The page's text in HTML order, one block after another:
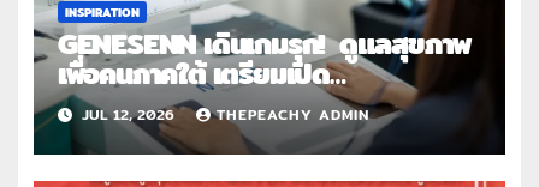
INSPIRATION
GENESENN เดินเกมรุก! ดูแลสุขภาพ
เพื่อคนภาคใต้ เตรียมเปิด
ตัว “GENESENN at CHIWI
DETOX” ภูเก็ต อย่างเป็น
ทางการ 28 กรกฎาคมนี้
JUL 12, 2026 THEPEACHY ADMIN